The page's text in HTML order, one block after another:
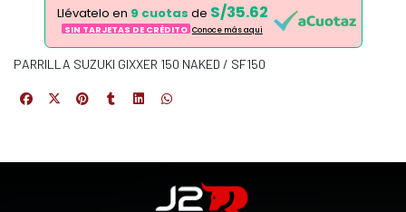
Llévatelo en 9 cuotas de S/35.62
SIN TARJETAS DE CRÉDITO Conoce más aqui
PARRILLA SUZUKI GIXXER 150 NAKED / SF150